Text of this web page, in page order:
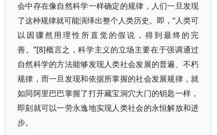
会中存在像自然科学一样确定的规律，人们一旦发现
了这种规律就可能演绎出整个人类历史。即，“人类可
以因骤然用理性所直觉的假说，得到最终的完
善。”[8]概言之，科学主义的立场主要在于强调通过
自然科学的方法能够发现人类社会发展的普遍、不朽
规律，而一旦发现和依据所掌握的社会发展规律，就
如同阿里巴巴掌握了打开藏宝洞穴大门的钥匙一样，
即刻就可以一劳永逸地实现人类社会的永恒解放和进
步。